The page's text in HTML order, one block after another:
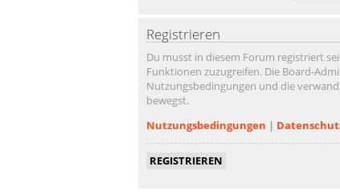
Registrieren
Du musst in diesem Forum registriert
Funktionen zuzugreifen. Die Board-
Nutzungsbedingungen und die
bewegst.
Nutzungsbedingungen |
REGISTRIEREN